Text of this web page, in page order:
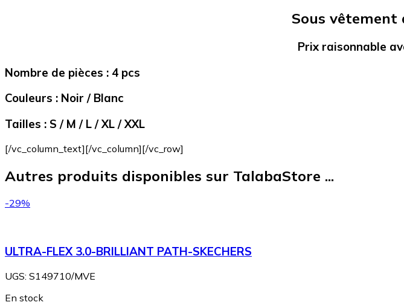
Sous vêtement
Prix raisonnable
Nombre de pièces : 4 pcs
Couleurs : Noir / Blanc
Tailles : S / M / L / XL / XXL
[/vc_column_text][/vc_column][/vc_row]
Autres produits disponibles sur TalabaStore ...
-29%
ULTRA-FLEX 3.0-BRILLIANT PATH-SKECHERS
UGS: S149710/MVE
En stock